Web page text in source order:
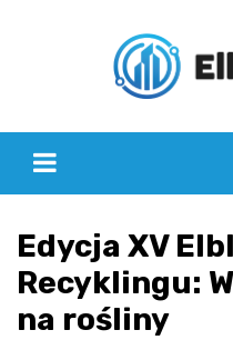
Edycja XV
Recyklingu:
na rośliny